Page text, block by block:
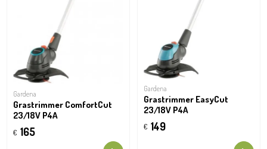
Gardena
Grastrimmer ComfortCut
23/18V P4A
€ 165
Gardena
Grastrimmer EasyCut
23/18V P4A
€ 149